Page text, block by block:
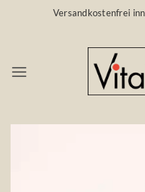
Versandkostenfrei